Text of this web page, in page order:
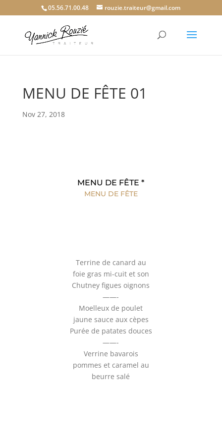
05.56.71.00.48 rouzie.traiteur@gmail.com
MENU DE FÊTE 01
Nov 27, 2018
MENU DE FÊTE *
MENU DE FÊTE
Terrine de canard au
foie gras mi-cuit et son
Chutney figues oignons
——-
Moelleux de poulet
jaune sauce aux cèpes
Purée de patates douces
——-
Verrine bavarois
pommes et caramel au
beurre salé